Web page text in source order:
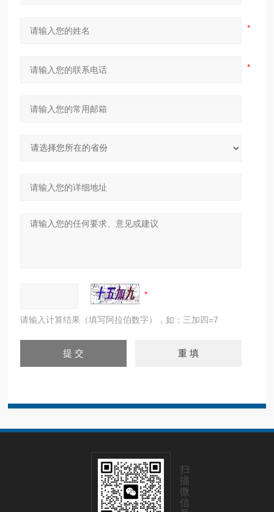
请输入计算结果（填写阿拉伯数字），如：三加四=7
扫
描
微
信